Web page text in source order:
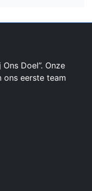
Doel”. Onze
eerste team